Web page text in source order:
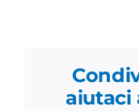
aiutaci